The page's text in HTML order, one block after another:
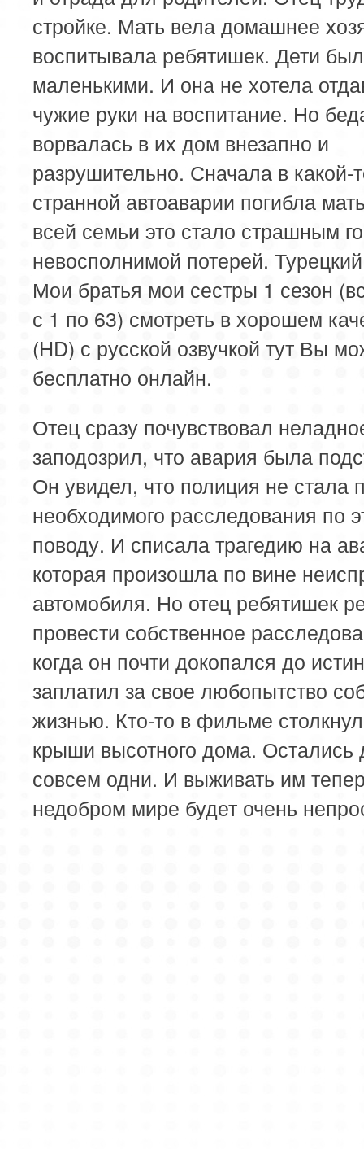
стройке. Мать вела домашнее
воспитывала ребятишек. Дети
маленькими. И она не хотела
чужие руки на воспитание. Но
ворвалась в их дом внезапно и
разрушительно. Сначала в какой-
странной автоаварии погибла
всей семьи это стало страшным
невосполнимой потерей.
Мои братья мои сестры 1 сезон
с 1 по 63) смотреть в хорошем
(HD) с русской озвучкой тут Вы
бесплатно онлайн.
Отец сразу почувствовал
заподозрил, что авария была
Он увидел, что полиция не стала
необходимого расследования по
поводу. И списала трагедию на
которая произошла по вине
автомобиля. Но отец ребятишек
провести собственное
когда он почти докопался до
заплатил за свое любопытство
жизнью. Кто-то в фильме
крыши высотного дома. Остались
совсем одни. И выживать им
недобром мире будет очень